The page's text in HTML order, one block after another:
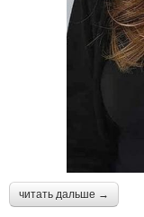
читать дальше →